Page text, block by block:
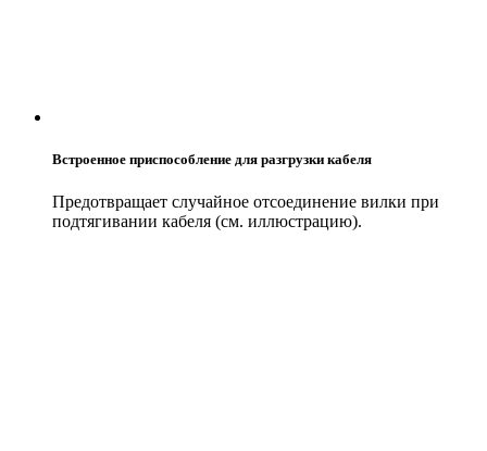
Встроенное приспособление для разгрузки кабеля
Предотвращает случайное отсоединение вилки при
подтягивании кабеля (см. иллюстрацию).